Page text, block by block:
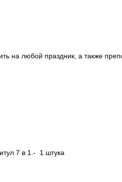
на любой праздник, а также
7 в 1.- 1 штука